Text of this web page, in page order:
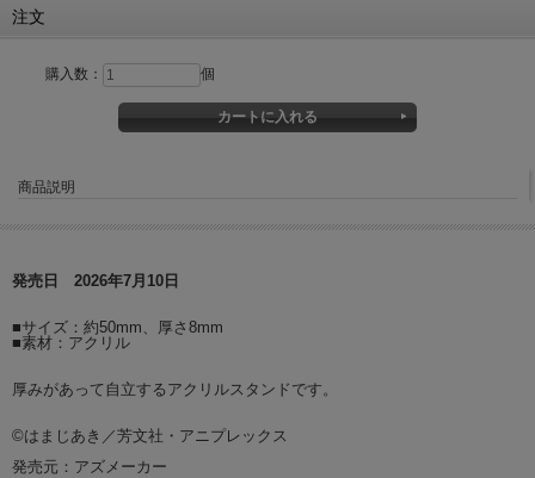
注文
購入数： 個
商品説明
発売日 2026年7月10日
■サイズ：約50mm、厚さ8mm
■素材：アクリル
厚みがあって自立するアクリルスタンドです。
©はまじあき／芳文社・アニプレックス
発売元：アズメーカー